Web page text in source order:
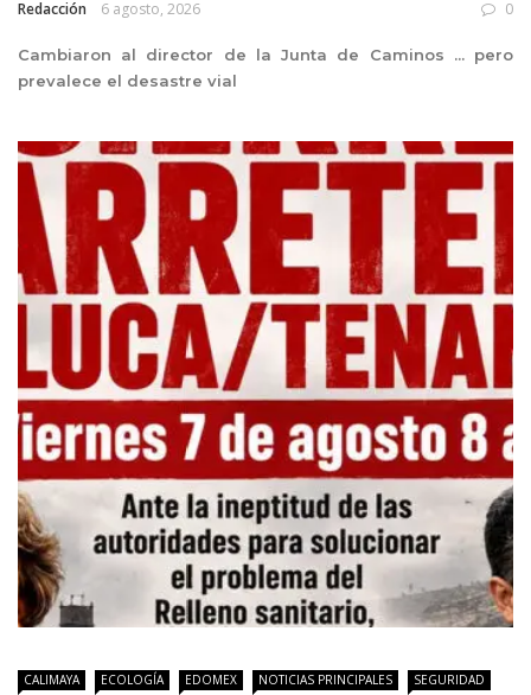
Redacción 6 agosto, 2026 0
Cambiaron al director de la Junta de Caminos ... pero
prevalece el desastre vial
CALIMAYA ECOLOGÍA EDOMEX NOTICIAS PRINCIPALES SEGURIDAD